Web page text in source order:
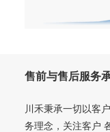
售前与售后服务
川禾秉承一切以客
务理念，关注客户